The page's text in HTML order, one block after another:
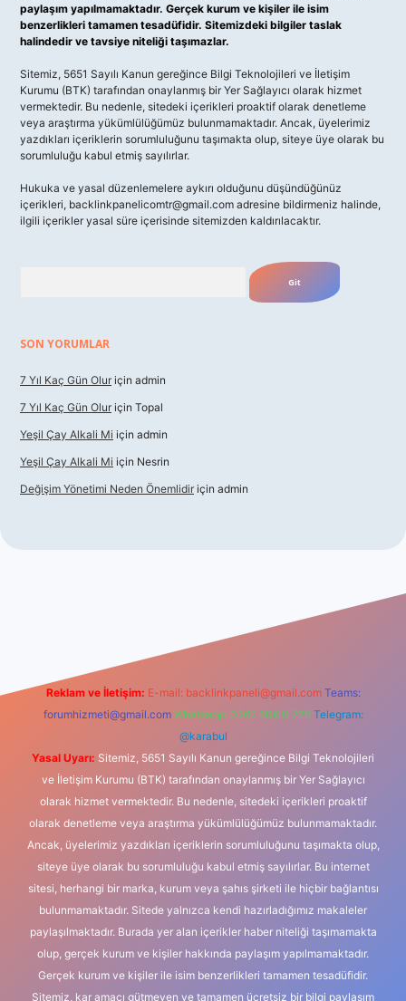
paylaşım yapılmamaktadır. Gerçek kurum ve kişiler ile isim
benzerlikleri tamamen tesadüfidir. Sitemizdeki bilgiler taslak
halindedir ve tavsiye niteliği taşımazlar.
Sitemiz, 5651 Sayılı Kanun gereğince Bilgi Teknolojileri ve İletişim
Kurumu (BTK) tarafından onaylanmış bir Yer Sağlayıcı olarak hizmet
vermektedir. Bu nedenle, sitedeki içerikleri proaktif olarak denetleme
veya araştırma yükümlülüğümüz bulunmamaktadır. Ancak, üyelerimiz
yazdıkları içeriklerin sorumluluğunu taşımakta olup, siteye üye olarak bu
sorumluluğu kabul etmiş sayılırlar.
Hukuka ve yasal düzenlemelere aykırı olduğunu düşündüğünüz
içerikleri, backlinkpanelicomtr@gmail.com adresine bildirmeniz halinde,
ilgili içerikler yasal süre içerisinde sitemizden kaldırılacaktır.
SON YORUMLAR
7 Yıl Kaç Gün Olur için admin
7 Yıl Kaç Gün Olur için Topal
Yeşil Çay Alkali Mi için admin
Yeşil Çay Alkali Mi için Nesrin
Değişim Yönetimi Neden Önemlidir için admin
Reklam ve İletişim: E-mail: backlinkpaneli@gmail.com Teams:
forumhizmeti@gmail.com Whatsapp: 0262 606 0 726 Telegram:
@karabul
Yasal Uyarı: Sitemiz, 5651 Sayılı Kanun gereğince Bilgi Teknolojileri
ve İletişim Kurumu (BTK) tarafından onaylanmış bir Yer Sağlayıcı
olarak hizmet vermektedir. Bu nedenle, sitedeki içerikleri proaktif
olarak denetleme veya araştırma yükümlülüğümüz bulunmamaktadır.
Ancak, üyelerimiz yazdıkları içeriklerin sorumluluğunu taşımakta olup,
siteye üye olarak bu sorumluluğu kabul etmiş sayılırlar. Bu internet
sitesi, herhangi bir marka, kurum veya şahıs şirketi ile hiçbir bağlantısı
bulunmamaktadır. Sitede yalnızca kendi hazırladığımız makaleler
paylaşılmaktadır. Burada yer alan içerikler haber niteliği taşımamakta
olup, gerçek kurum ve kişiler hakkında paylaşım yapılmamaktadır.
Gerçek kurum ve kişiler ile isim benzerlikleri tamamen tesadüfidir.
Sitemiz, kar amacı gütmeyen ve tamamen ücretsiz bir bilgi paylaşım